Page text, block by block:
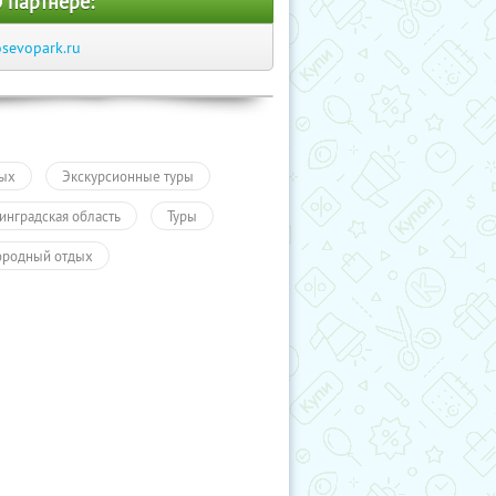
Экскурсионные туры
область Туры
отдых